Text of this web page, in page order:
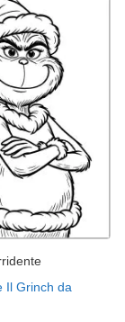
Il Grinch da